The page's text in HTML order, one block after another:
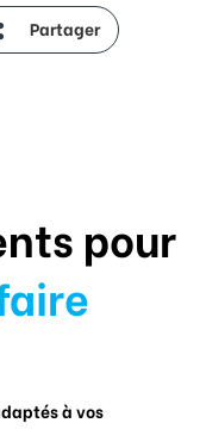
Partager
pour
à vos